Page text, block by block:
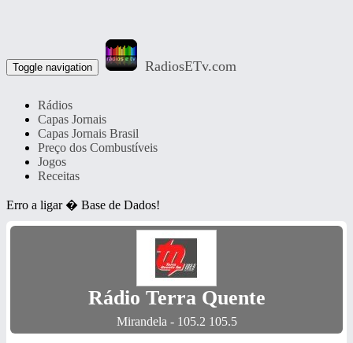
Toggle navigation RadiosETv.com
Rádios
Capas Jornais
Capas Jornais Brasil
Preço dos Combustíveis
Jogos
Receitas
Erro a ligar � Base de Dados!
Rádio Terra Quente
Mirandela - 105.2 105.5